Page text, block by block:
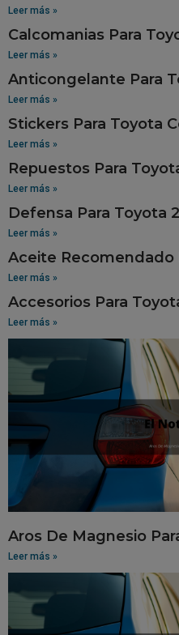
Leer más »
Calcomanias Para
Leer más »
Anticongelante Para
Leer más »
Stickers Para Toyota
Leer más »
Repuestos Para
Leer más »
Defensa Para Toyota
Leer más »
Aceite Recomendado
Leer más »
Accesorios Para
Leer más »
Aros De Magnesio
Leer más »